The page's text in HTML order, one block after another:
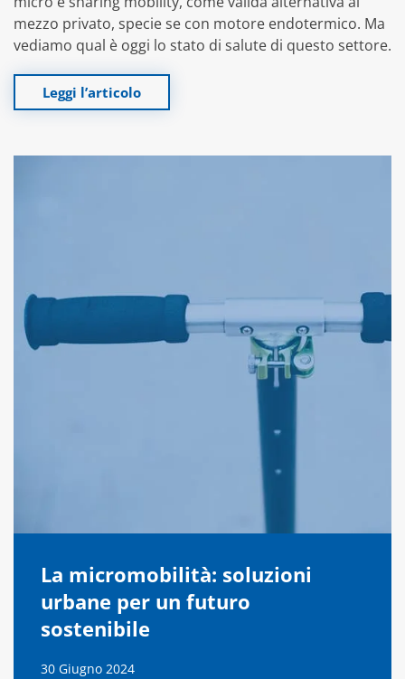
mezzo privato, specie se con motore endotermico. Ma
vediamo qual è oggi lo stato di salute di questo settore.
Leggi l’articolo
La micromobilità: soluzioni
urbane per un futuro
sostenibile
30 Giugno 2024